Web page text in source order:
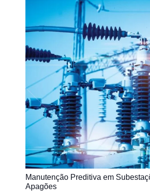
Manutenção Preditiva em
Apagões